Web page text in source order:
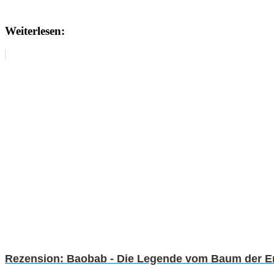
Weiterlesen:
Rezension: Baobab - Die Legende vom Baum der